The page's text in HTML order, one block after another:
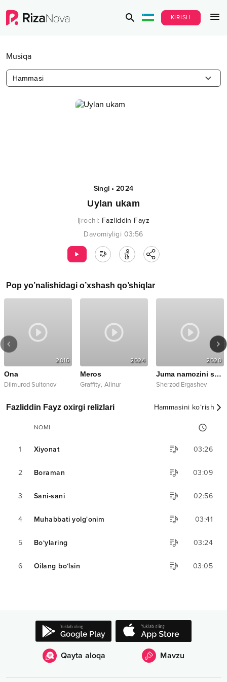
KIRISH
Musiqa
Hammasi
Singl•2024
Uylan ukam
Ijrochi: Fazliddin Fayz
Davomiyligi 03:56
Pop yo’nalishidagi o’xshash qo’shiqlar
2016
Ona
Dilmurod Sultonov
2024
Meros
Graffity, Alinur
2020
Juma namozini sog'indim
Sherzod Ergashev
Fazliddin Fayz oxirgi relizlari Hammasini ko‘rish
NOMI
1 Xiyonat 03:26
2 Boraman 03:09
3 Sani-sani 02:56
4 Muhabbati yolg'onim 03:41
5 Bo‘ylaring 03:24
6 Oilang bo‘lsin 03:05
Qayta aloqa Mavzu